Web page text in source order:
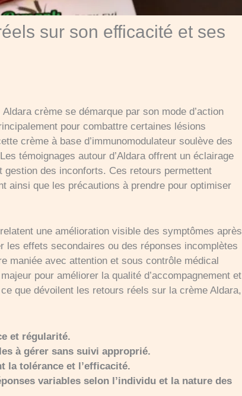
sur son efficacité et ses
crème se démarque par son mode d’action
pour combattre certaines lésions
crème à base d’immunomodulateur soulève des
témoignages autour d’Aldara offrent un éclairage
des inconforts. Ces retours permettent
ainsi que les précautions à prendre pour optimiser
une amélioration visible des symptômes après
les effets secondaires ou des réponses incomplètes
maniée avec attention et sous contrôle médical
pour améliorer la qualité d’accompagnement et
que dévoilent les retours réels sur la crème Aldara,
et régularité.
à gérer sans suivi approprié.
la tolérance et l’efficacité.
variables selon l’individu et la nature des